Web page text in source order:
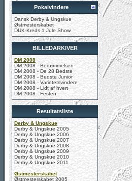
Pokalvindere
Dansk Derby & Ungskue
Østmesterskabet
DUK-Kreds 1 Jule Show
BILLEDARKIVER
DM 2008
DM 2008 - Bedømmelsen
DM 2008 - De 28 Bedste
DM 2008 - Bedste Junior
DM 2008 - Varietetsvindere
DM 2008 - Lidt af hvert
DM 2008 - Festen
Resultatsliste
Derby & Ungskue
Derby & Ungskue 2005
Derby & Ungskue 2006
Derby & Ungskue 2007
Derby & Ungskue 2008
Derby & Ungskue 2009
Derby & Ungskue 2010
Derby & Ungskue 2011
Østmesterskabet
Østmesterskabet 2005